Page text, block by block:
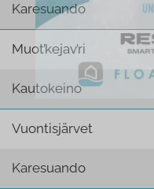
Karesuando
Muot’kejav’ri
Kautokeino
Vuontisjärvet
Karesuando